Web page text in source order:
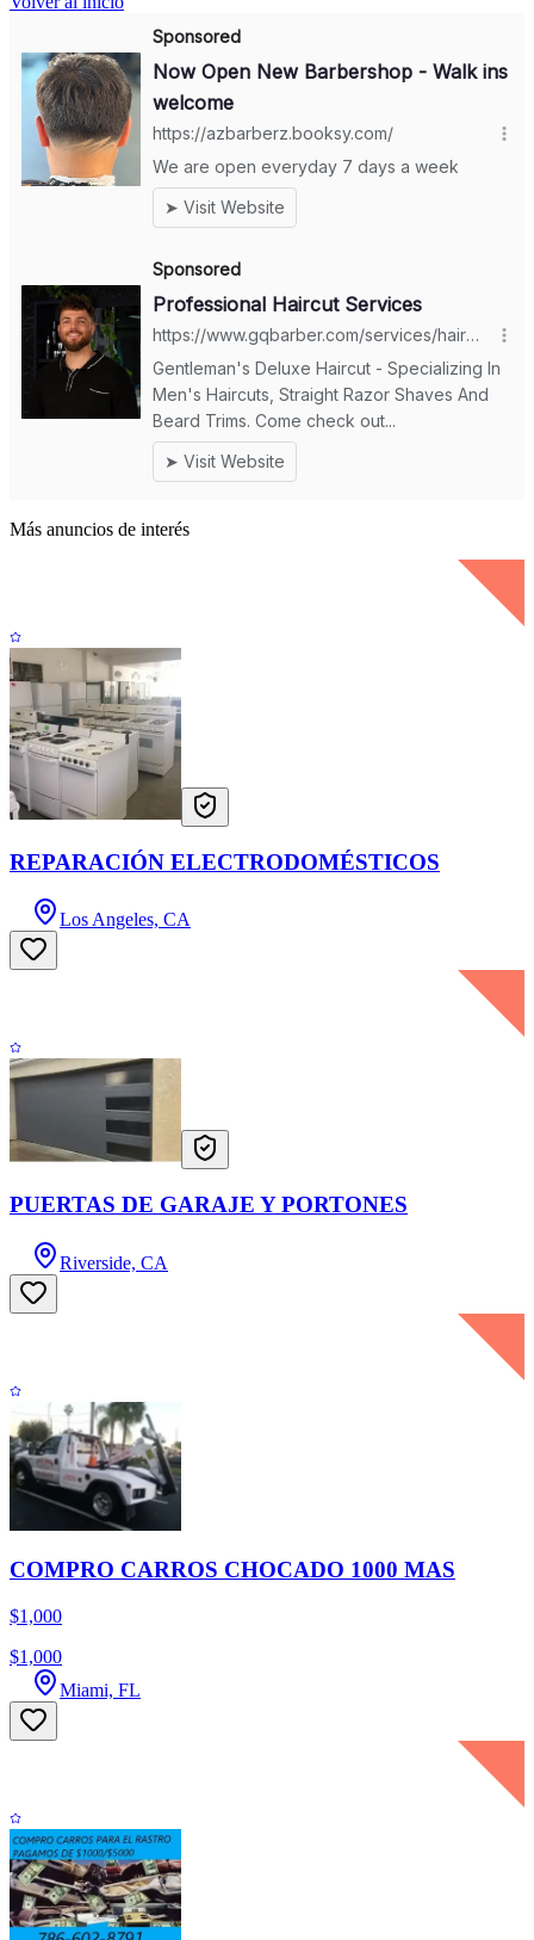
Más anuncios de interés
REPARACIÓN ELECTRODOMÉSTICOS
Los Angeles, CA
PUERTAS DE GARAJE Y PORTONES
Riverside, CA
COMPRO CARROS CHOCADO 1000 MAS
$1,000
$1,000
Miami, FL